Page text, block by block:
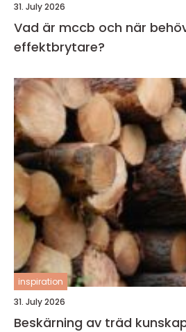
31. July 2026
Vad är mccb och när
effektbrytare?
inspiration
31. July 2026
Beskärning av träd kunskap som ger